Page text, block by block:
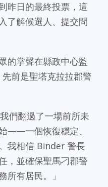
昨日的最終投票，這
了解候選人、提交問
的掌聲在縣政中心監
前是聖塔克拉拉郡警
們翻過了一場前所未
——一個恢復穩定、
我相信 Binder 警長
，並確保聖馬刁郡警
所有居民。」